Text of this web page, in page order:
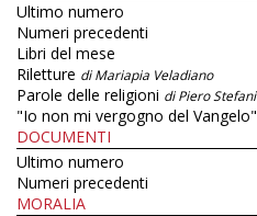
Ultimo numero
Numeri precedenti
Libri del mese
Riletture di Mariapia Veladiano
Parole delle religioni di Piero Stefani
"Io non mi vergogno del Vangelo"
DOCUMENTI
Ultimo numero
Numeri precedenti
MORALIA